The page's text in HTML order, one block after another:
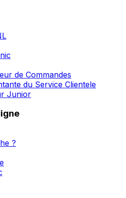
de Commandes
du Service Clientele
Junior
?